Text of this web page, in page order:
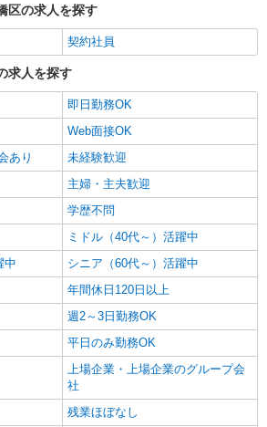
区の求人を探す
契約社員
求人を探す
即日勤務OK
Web面接OK
あり
未経験歓迎
主婦・主夫歓迎
学歴不問
ミドル（40代～）活躍中
中
シニア（60代～）活躍中
年間休日120日以上
週2～3日勤務OK
平日のみ勤務OK
上場企業・上場企業のグループ会
社
残業ほぼなし